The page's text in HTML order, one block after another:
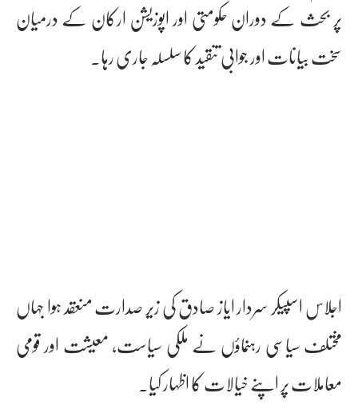
پر بحث کے دوران حکومتی اور اپوزیشن ارکان کے درمیان
سخت بیانات اور جوابی تنقید کا سلسلہ جاری رہا۔
اجلاس اسپیکر سردار ایاز صادق کی زیر صدارت منعقد ہوا جہاں
مختلف سیاسی رہنماؤں نے ملکی سیاست، معیشت اور قومی
معاملات پر اپنے خیالات کا اظہار کیا۔